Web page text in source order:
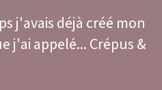
j'avais déjà créé mon
j'ai appelé... Crépus &